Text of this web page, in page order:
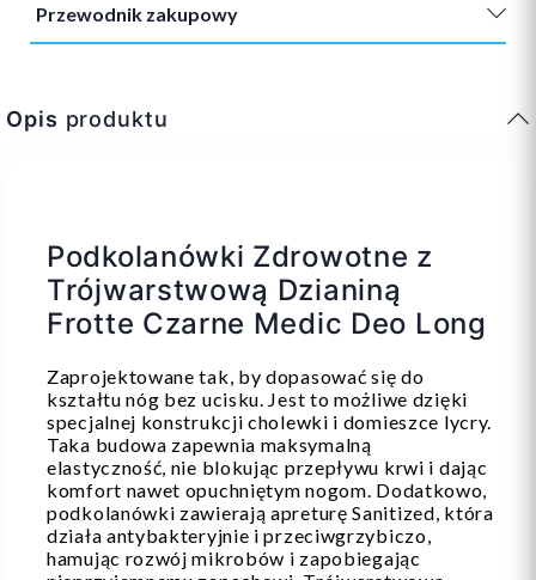
Przewodnik zakupowy
Opis produktu
Podkolanówki Zdrowotne z
Trójwarstwową Dzianiną
Frotte Czarne Medic Deo Long
Zaprojektowane tak, by dopasować się do
kształtu nóg bez ucisku. Jest to możliwe dzięki
specjalnej konstrukcji cholewki i domieszce lycry.
Taka budowa zapewnia maksymalną
elastyczność, nie blokując przepływu krwi i dając
komfort nawet opuchniętym nogom. Dodatkowo,
podkolanówki zawierają apreturę Sanitized, która
działa antybakteryjnie i przeciwgrzybiczo,
hamując rozwój mikrobów i zapobiegając